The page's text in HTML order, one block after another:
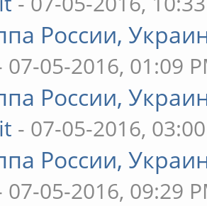
России,
07-05-2016, 01:09
России,
- 07-05-2016,
России,
07-05-2016, 09:29